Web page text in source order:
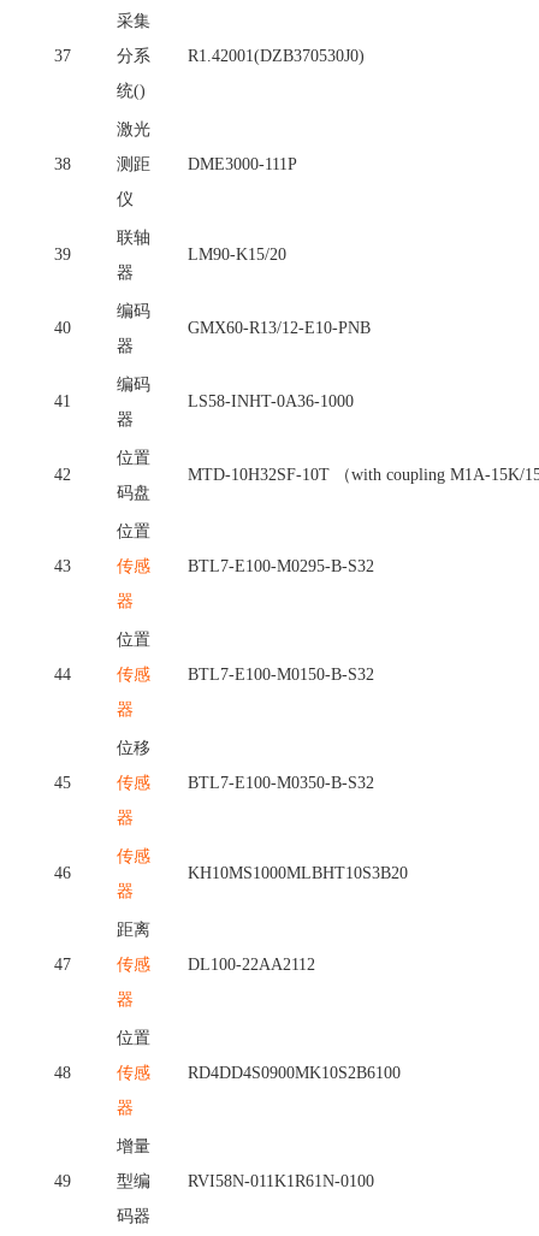
37
采集
分系
统()
R1.42001(DZB370530J0)
38
激光
测距
仪
DME3000-111P
39
联轴
器
LM90-K15/20
40
编码
器
GMX60-R13/12-E10-PNB
41
编码
器
LS58-INHT-0A36-1000
42
位置
码盘
MTD-10H32SF-10T （with coupling M1A-15K/
43
位置
传感
器
BTL7-E100-M0295-B-S32
44
位置
传感
器
BTL7-E100-M0150-B-S32
45
位移
传感
器
BTL7-E100-M0350-B-S32
46
传感
器
KH10MS1000MLBHT10S3B20
47
距离
传感
器
DL100-22AA2112
48
位置
传感
器
RD4DD4S0900MK10S2B6100
49
增量
型编
码器
RVI58N-011K1R61N-0100